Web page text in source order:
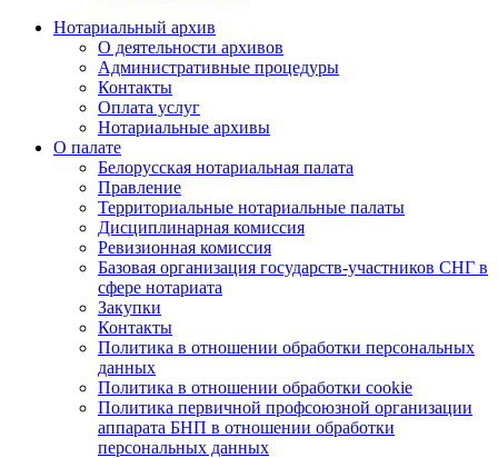
Нотариальный архив
О деятельности архивов
Административные процедуры
Контакты
Оплата услуг
Нотариальные архивы
О палате
Белорусская нотариальная палата
Правление
Территориальные нотариальные палаты
Дисциплинарная комиссия
Ревизионная комиссия
Базовая организация государств-участников СНГ в
сфере нотариата
Закупки
Контакты
Политика в отношении обработки персональных
данных
Политика в отношении обработки cookie
Политика первичной профсоюзной организации
аппарата БНП в отношении обработки
персональных данных